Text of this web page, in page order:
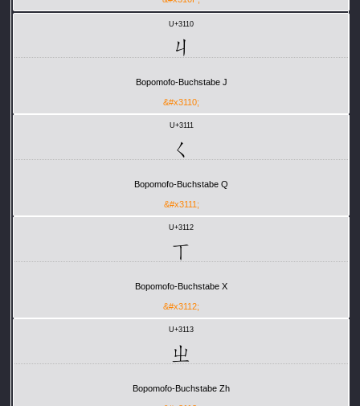
U+3110
ㄐ
Bopomofo-Buchstabe J
&#x3110;
U+3111
ㄑ
Bopomofo-Buchstabe Q
&#x3111;
U+3112
ㄒ
Bopomofo-Buchstabe X
&#x3112;
U+3113
ㄓ
Bopomofo-Buchstabe Zh